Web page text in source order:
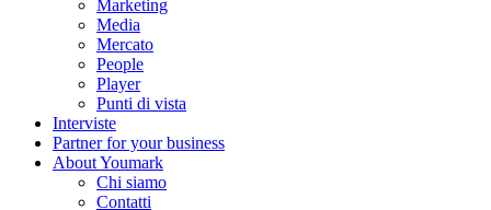
Marketing
Media
Mercato
People
Player
Punti di vista
Interviste
Partner for your business
About Youmark
Chi siamo
Contatti